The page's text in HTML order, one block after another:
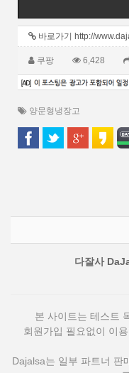
바로가기 http://
쿠팡 6,428
양문형냉장고
다잘사
본 사이트는 테스트
회원가입 필요없이 이
Dajalsa는 일부 파트너 판